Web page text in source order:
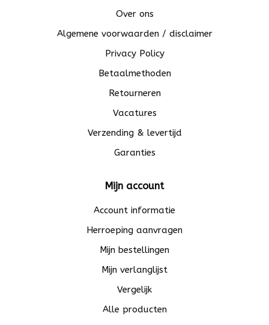
Over ons
Algemene voorwaarden / disclaimer
Privacy Policy
Betaalmethoden
Retourneren
Vacatures
Verzending & levertijd
Garanties
Mijn account
Account informatie
Herroeping aanvragen
Mijn bestellingen
Mijn verlanglijst
Vergelijk
Alle producten